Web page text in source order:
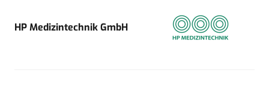
HP Medizintechnik GmbH